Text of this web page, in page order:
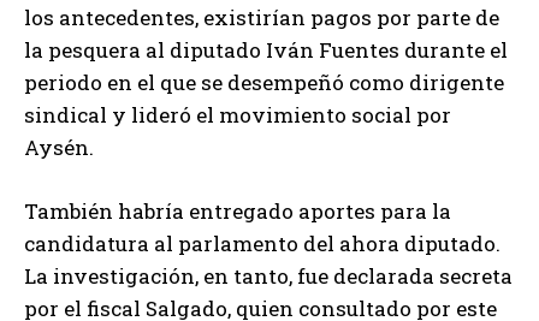
los antecedentes, existirían pagos por parte de
la pesquera al diputado Iván Fuentes durante el
periodo en el que se desempeñó como dirigente
sindical y lideró el movimiento social por
Aysén.
También habría entregado aportes para la
candidatura al parlamento del ahora diputado.
La investigación, en tanto, fue declarada secreta
por el fiscal Salgado, quien consultado por este